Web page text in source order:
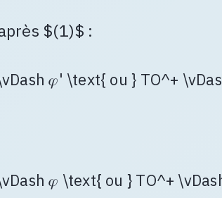
$(1)$ :
𝜑' \text{ ou } TO^+
𝜑 \text{ ou } TO^+